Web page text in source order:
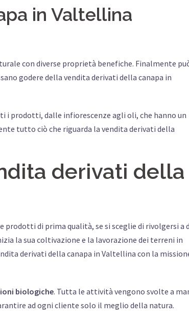
in Valtellina
con diverse proprietà benefiche. Finalmente
godere della vendita derivati della canapa in
i prodotti, dalle infiorescenze agli oli, che hanno un
tutto ciò che riguarda la vendita derivati della
derivati della
prodotti di prima qualità, se si sceglie di rivolgersi a
la sua coltivazione e la lavorazione dei terreni in
derivati della canapa in Valtellina con la
biologiche. Tutta le attività vengono svolte a
ad ogni cliente solo il meglio della natura.